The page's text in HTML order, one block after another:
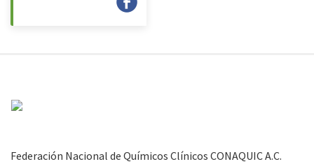
Federación Nacional de Químicos Clínicos CONAQUIC A.C.